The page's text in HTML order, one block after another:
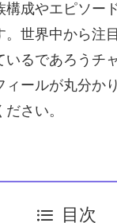
構成やエピソー
。世界中から注
いるであろうチ
ィールが丸分か
さい。
目次